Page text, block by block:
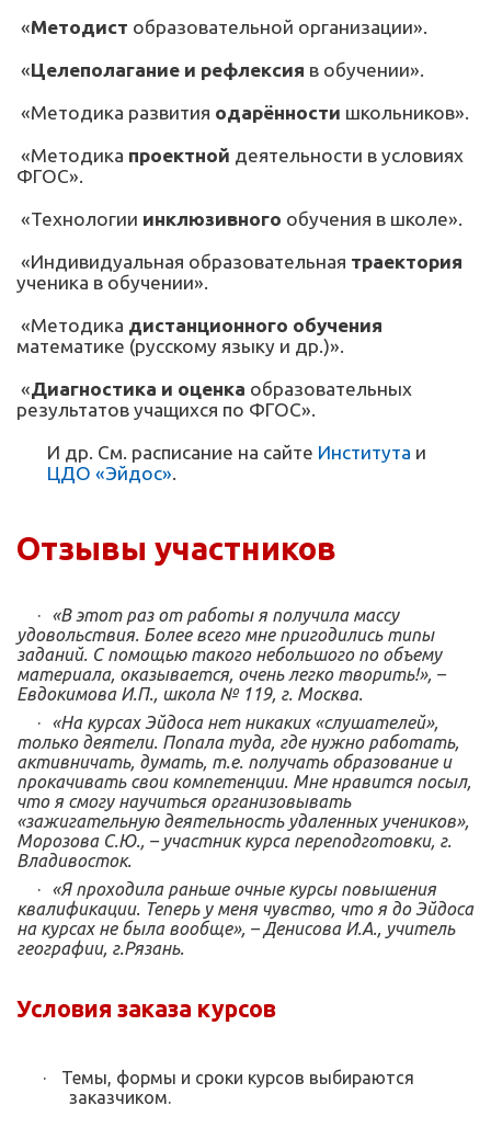
«Методист образовательной организации».
«Целеполагание и рефлексия в обучении».
«Методика развития одарённости школьников».
«Методика проектной деятельности в условиях
ФГОС».
«Технологии инклюзивного обучения в школе».
«Индивидуальная образовательная траектория
ученика в обучении».
«Методика дистанционного обучения
математике (русскому языку и др.)».
«Диагностика и оценка образовательных
результатов учащихся по ФГОС».
И др. См. расписание на сайте Института и
ЦДО «Эйдос».
Отзывы участников
·
«В этот раз от работы я получила массу
удовольствия. Более всего мне пригодились типы
заданий. С помощью такого небольшого по объему
материала, оказывается, очень легко творить!», –
Евдокимова И.П., школа № 119, г. Москва.
·
«На курсах Эйдоса нет никаких «слушателей»,
только деятели. Попала туда, где нужно работать,
активничать, думать, т.е. получать образование и
прокачивать свои компетенции. Мне нравится посыл,
что я смогу научиться организовывать
«зажигательную деятельность удаленных учеников»,
Морозова С.Ю., – участник курса переподготовки, г.
Владивосток.
·
«Я проходила раньше очные курсы повышения
квалификации. Теперь у меня чувство, что я до Эйдоса
на курсах не была вообще», – Денисова И.А., учитель
географии, г.Рязань.
Условия заказа курсов
·
Темы, формы и сроки курсов выбираются
заказчиком.